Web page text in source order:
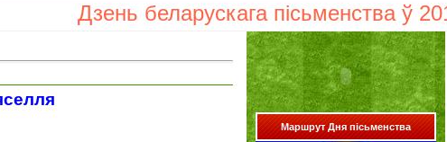
Дзень беларускага пісьменства ў 2018
Маршрут Дня пісьменства